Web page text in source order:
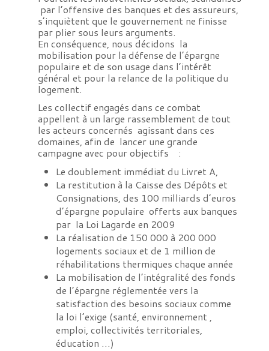
par l’offensive des banques et des assureurs,
s’inquiètent que le gouvernement ne finisse
par plier sous leurs arguments.
En conséquence, nous décidons la
mobilisation pour la défense de l’épargne
populaire et de son usage dans l’intérêt
général et pour la relance de la politique du
logement.
Les collectif engagés dans ce combat
appellent à un large rassemblement de tout
les acteurs concernés agissant dans ces
domaines, afin de lancer une grande
campagne avec pour objectifs :
Le doublement immédiat du Livret A,
La restitution à la Caisse des Dépôts et
Consignations, des 100 milliards d’euros
d’épargne populaire offerts aux banques
par la Loi Lagarde en 2009
La réalisation de 150 000 à 200 000
logements sociaux et de 1 million de
réhabilitations thermiques chaque année
La mobilisation de l’intégralité des fonds
de l’épargne réglementée vers la
satisfaction des besoins sociaux comme
la loi l’exige (santé, environnement ,
emploi, collectivités territoriales,
éducation …)